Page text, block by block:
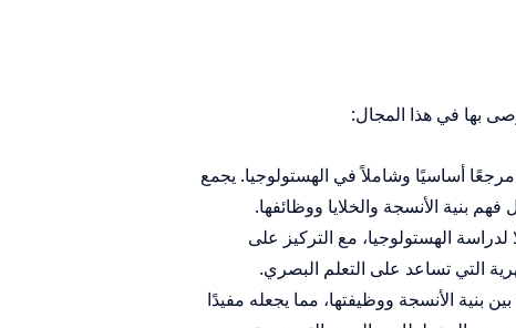
بها في هذا المجال:
مرجعًا أساسيًا وشاملاً في الهستولوجيا. يجمع
بنية الأنسجة والخلايا ووظائفها.
لدراسة الهستولوجيا، مع التركيز على
التي تساعد على التعلم البصري.
بنية الأنسجة ووظيفتها، مما يجعله مفيدًا